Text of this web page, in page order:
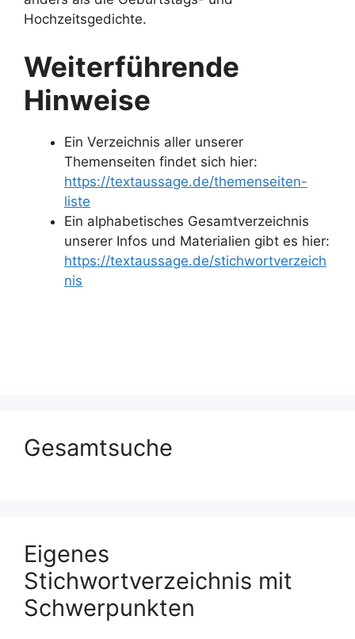
Hochzeitsgedichte.
Weiterführende
Hinweise
Ein Verzeichnis aller unserer
Themenseiten findet sich hier:
https://textaussage.de/themenseiten-
liste
Ein alphabetisches Gesamtverzeichnis
unserer Infos und Materialien gibt es hier:
https://textaussage.de/stichwortverzeich
nis
Gesamtsuche
Eigenes
Stichwortverzeichnis mit
Schwerpunkten